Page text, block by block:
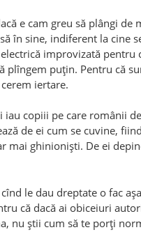
e cam greu să plângi de
în sine, indiferent la cine
improvizată pentru
plîngem puțin. Pentru că
iertare.
iau copiii pe care românii
de ei cum se cuvine,
mai ghinioniști. De ei
le dau dreptate o fac
că dacă ai obiceiuri
nu știi cum să te porți